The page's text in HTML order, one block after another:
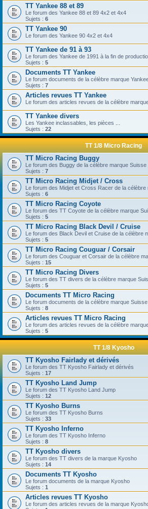
TT Yankee 88 et 89
Le forum des Yankee 88 et 89 4x2 et 4x4
Sujets : 6
TT Yankee 90
Le forum des Yankee 90 4x2 et 4x4
TT Yankee de 91 à 93
Le forum des Yankee de 1991 à la fin de
Sujets : 5
Documents TT Yankee
Le forum documents de la célèbre marque
Sujets : 7
Articles revues TT Yankee
Le forum des articles revues de la célèbre
TT Yankee divers
Les Yankee inclassables, les pièces ...
Sujets : 22
TT 1/8 Micro Racing
TT Micro Racing Buggy
Le forum des Buggy de la célèbre marque Suisse
Sujets : 7
TT Micro Racing Midjet / Cross
Le forum des Midjet et Cross Racer de la célèbre
Sujets : 6
TT Micro Racing Coyote
Le forum des TT Coyote de la célèbre marque
Sujets : 5
TT Micro Racing Black Devil / Cruise
Le forum des Black Devil et Cruise de la célèbre
Sujets : 5
TT Micro Racing Couguar / Corsair
Le forum des Couguar et Corsair de la célèbre
Sujets : 15
TT Micro Racing Divers
Le forum des TT divers de la célèbre marque
Sujets : 5
Documents TT Micro Racing
Le forum documents de la célèbre marque Suisse
Sujets : 8
Articles revues TT Micro Racing
Le forum des articles revues de la célèbre
Sujets : 5
TT 1/8 Kyosho
TT Kyosho Fairlady et dérivés
Le forum des TT Kyosho Fairlady et dérivés
Sujets : 17
TT Kyosho Land Jump
Le forum des TT Kyosho Land Jump
Sujets : 12
TT Kyosho Burns
Le forum des TT Kyosho Burns
Sujets : 33
TT Kyosho Inferno
Le forum des TT Kyosho Inferno
Sujets : 8
TT Kyosho divers
Le forum des TT divers de la marque Kyosho
Sujets : 14
Documents TT Kyosho
Le forum documents de la marque Kyosho
Sujets : 1
Articles revues TT Kyosho
Le forum des articles revues de la marque